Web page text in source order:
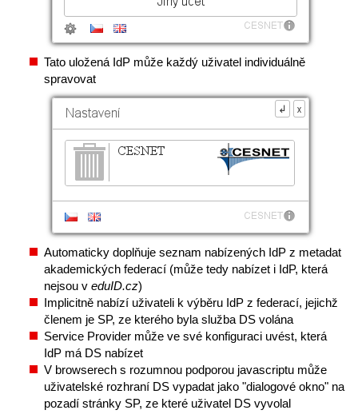
Tato uložená IdP může každý uživatel individuálně
spravovat
Automaticky doplňuje seznam nabízených IdP z metadat
akademických federací (může tedy nabízet i IdP, která
nejsou v eduID.cz)
Implicitně nabízí uživateli k výběru IdP z federací, jejichž
členem je SP, ze kterého byla služba DS volána
Service Provider může ve své konfiguraci uvést, která
IdP má DS nabízet
V browserech s rozumnou podporou javascriptu může
uživatelské rozhraní DS vypadat jako "dialogové okno" na
pozadí stránky SP, ze které uživatel DS vyvolal